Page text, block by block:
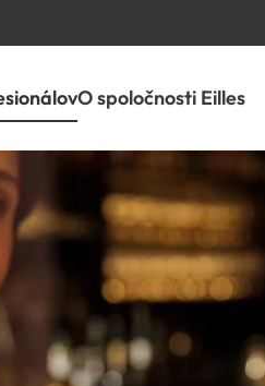
O spoločnosti Eilles